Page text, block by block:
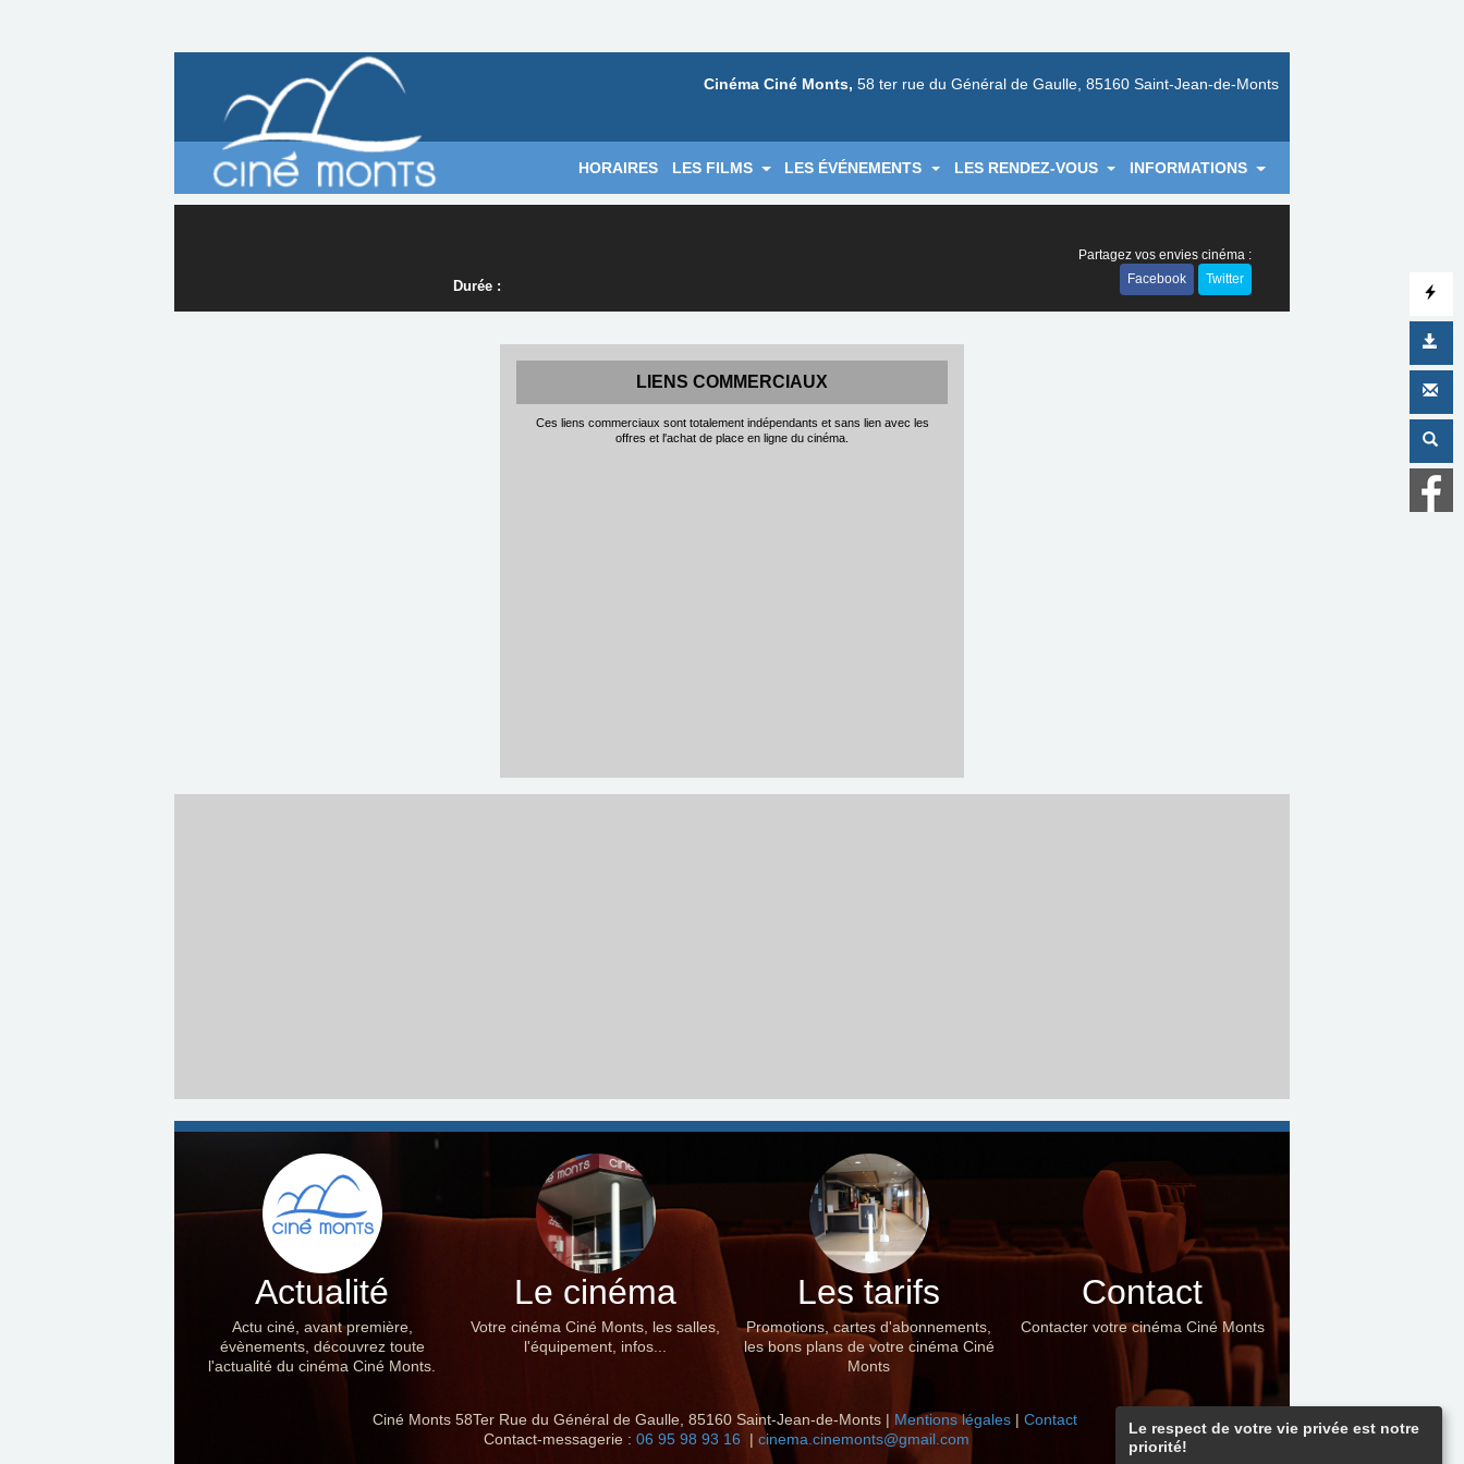
Le respect de votre vie privée est notre
priorité!
HORAIRES LES FILMS LES ÉVÉNEMENTS LES RENDEZ-VOUS INFORMATIONS
Cinéma Ciné Monts, 58 ter rue du Général de Gaulle, 85160 Saint-Jean-de-Monts
Durée :
Partagez vos envies cinéma :
Facebook
Twitter
LIENS COMMERCIAUX
Ces liens commerciaux sont totalement indépendants et sans lien avec les
offres et l'achat de place en ligne du cinéma.
Actualité
Actu ciné, avant première,
évènements, découvrez toute
l'actualité du cinéma Ciné Monts.
Le cinéma
Votre cinéma Ciné Monts, les salles,
l'équipement, infos...
Les tarifs
Promotions, cartes d'abonnements,
les bons plans de votre cinéma Ciné
Monts
Contact
Contacter votre cinéma Ciné Monts
Ciné Monts 58Ter Rue du Général de Gaulle, 85160 Saint-Jean-de-Monts | Mentions légales| Contact
Contact-messagerie : 06 95 98 93 16 | cinema.cinemonts@gmail.com